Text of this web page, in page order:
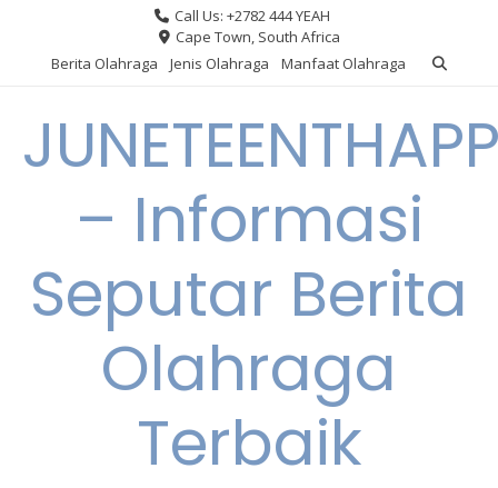
content
Call Us: +2782 444 YEAH
Cape Town, South Africa
Berita Olahraga
Jenis Olahraga Manfaat Olahraga
– Informasi
Seputar Berita
Olahraga
Terbaik